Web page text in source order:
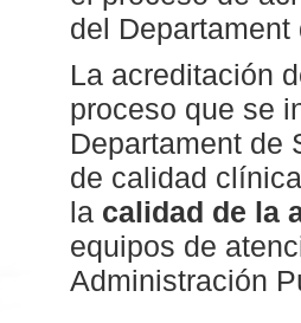
del
La acreditación
proceso que se
Departament de
de calidad
la calidad de la
equipos de
Administración